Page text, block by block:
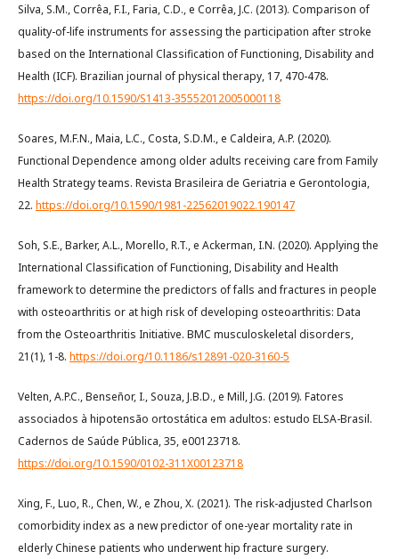
Silva, S.M., Corrêa, F.I., Faria, C.D., e Corrêa, J.C. (2013). Comparison of
quality-of-life instruments for assessing the participation after stroke
based on the International Classification of Functioning, Disability and
Health (ICF). Brazilian journal of physical therapy, 17, 470-478.
https://doi.org/10.1590/S1413-35552012005000118
Soares, M.F.N., Maia, L.C., Costa, S.D.M., e Caldeira, A.P. (2020).
Functional Dependence among older adults receiving care from Family
Health Strategy teams. Revista Brasileira de Geriatria e Gerontologia,
22. https://doi.org/10.1590/1981-22562019022.190147
Soh, S.E., Barker, A.L., Morello, R.T., e Ackerman, I.N. (2020). Applying the
International Classification of Functioning, Disability and Health
framework to determine the predictors of falls and fractures in people
with osteoarthritis or at high risk of developing osteoarthritis: Data
from the Osteoarthritis Initiative. BMC musculoskeletal disorders,
21(1), 1-8. https://doi.org/10.1186/s12891-020-3160-5
Velten, A.P.C., Benseñor, I., Souza, J.B.D., e Mill, J.G. (2019). Fatores
associados à hipotensão ortostática em adultos: estudo ELSA-Brasil.
Cadernos de Saúde Pública, 35, e00123718.
https://doi.org/10.1590/0102-311X00123718
Xing, F., Luo, R., Chen, W., e Zhou, X. (2021). The risk-adjusted Charlson
comorbidity index as a new predictor of one-year mortality rate in
elderly Chinese patients who underwent hip fracture surgery.